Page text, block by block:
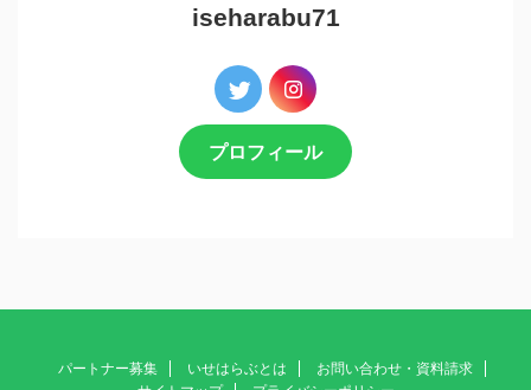
iseharabu71
プロフィール
パートナー募集 いせはらぶとは
お問い合わせ・資料請求